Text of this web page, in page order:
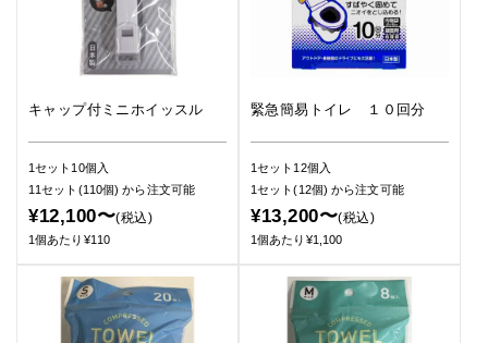
キャップ付ミニホイッスル
1セット10個入
11セット(110個)から注文可能
¥12,100〜(税込)
1個あたり¥110
緊急簡易トイレ １０回分
1セット12個入
1セット(12個)から注文可能
¥13,200〜(税込)
1個あたり¥1,100